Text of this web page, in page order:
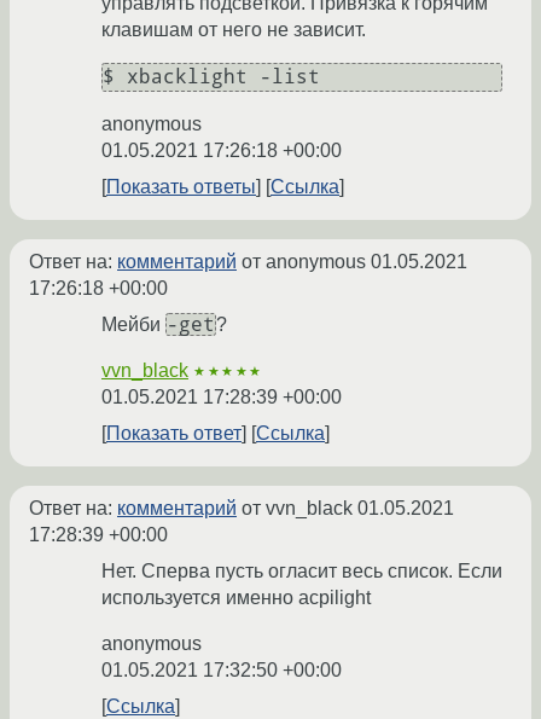
клавишам от него не зависит.
anonymous
01.05.2021 17:26:18 +00:00
Показать ответы
Ссылка
Ответ на: комментарий от anonymous 01.05.2021
17:26:18 +00:00
Мейби -get?
vvn_black ★★★★★
01.05.2021 17:28:39 +00:00
Показать ответ
Ссылка
Ответ на: комментарий от vvn_black 01.05.2021
17:28:39 +00:00
Нет. Сперва пусть огласит весь список. Если
используется именно acpilight
anonymous
01.05.2021 17:32:50 +00:00
Ссылка